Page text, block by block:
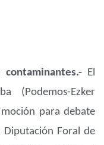
El
(Podemos-Ezker
para debate
Foral de